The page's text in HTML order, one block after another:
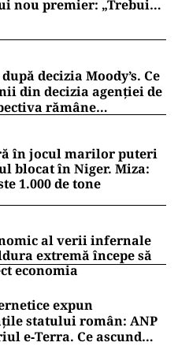
nou premier: „Trebuie
decizia Moody’s. Ce
din decizia agenției de
rămâne
în jocul marilor puteri
blocat în Niger. Miza:
1.000 de tone
al verii infernale
extremă începe să
economia
expun
statului român: ANP
e‑Terra. Ce ascund